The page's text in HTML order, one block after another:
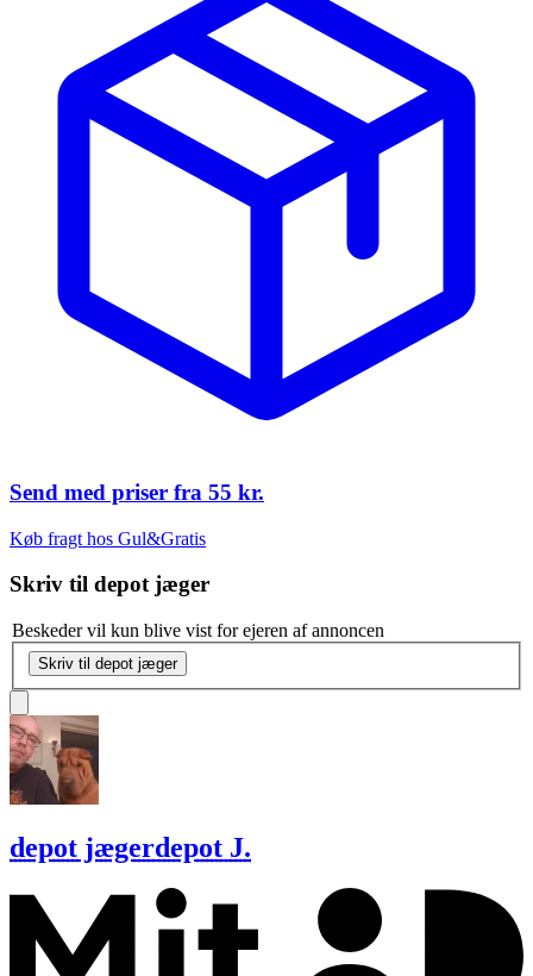
Send med priser fra 55 kr.
Køb fragt hos Gul&Gratis
Skriv til depot jæger
Beskeder vil kun blive vist for ejeren af annoncen
Skriv til depot jæger
depot jægerdepot J.